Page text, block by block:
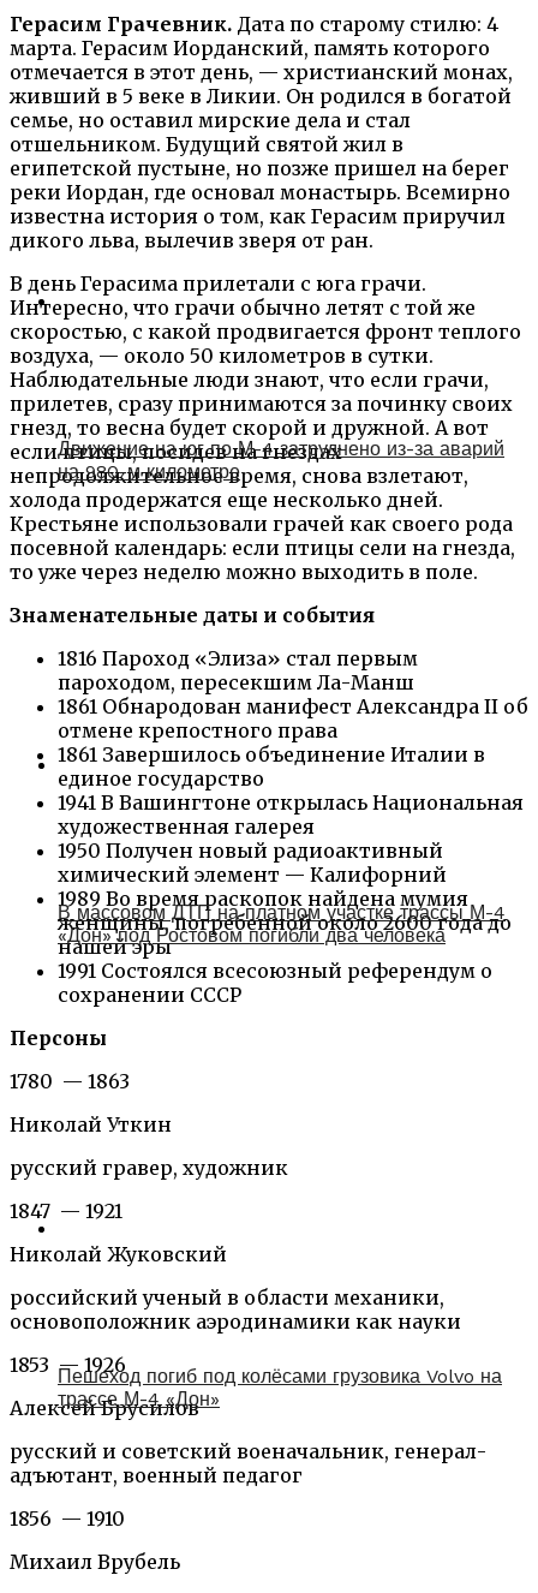
Герасим Грачевник. Дата по старому стилю: 4
марта. Герасим Иорданский, память которого
отмечается в этот день, — христианский монах,
живший в 5 веке в Ликии. Он родился в богатой
семье, но оставил мирские дела и стал
отшельником. Будущий святой жил в
египетской пустыне, но позже пришел на берег
реки Иордан, где основал монастырь. Всемирно
известна история о том, как Герасим приручил
дикого льва, вылечив зверя от ран.
В день Герасима прилетали с юга грачи.
Интересно, что грачи обычно летят с той же
скоростью, с какой продвигается фронт теплого
воздуха, — около 50 километров в сутки.
Наблюдательные люди знают, что если грачи,
прилетев, сразу принимаются за починку своих
гнезд, то весна будет скорой и дружной. А вот
если птицы, посидев на гнездах
непродолжительное время, снова взлетают,
холода продержатся еще несколько дней.
Крестьяне использовали грачей как своего рода
посевной календарь: если птицы сели на гнезда,
то уже через неделю можно выходить в поле.
Знаменательные даты и события
1816 Пароход «Элиза» стал первым
пароходом, пересекшим Ла-Манш
1861 Обнародован манифест Александра II об
отмене крепостного права
1861 Завершилось объединение Италии в
единое государство
1941 В Вашингтоне открылась Национальная
художественная галерея
1950 Получен новый радиоактивный
химический элемент — Калифорний
1989 Во время раскопок найдена мумия
женщины, погребенной около 2600 года до
нашей эры
1991 Состоялся всесоюзный референдум о
сохранении СССР
Персоны
1780 — 1863
Николай Уткин
русский гравер, художник
1847 — 1921
Николай Жуковский
российский ученый в области механики,
основоположник аэродинамики как науки
1853 — 1926
Алексей Брусилов
русский и советский военачальник, генерал-
адъютант, военный педагог
1856 — 1910
Михаил Врубель
Движение на юг по М-4 затруднено из-за аварий
на 980-м километре
В массовом ДТП на платном участке трассы М-4
«Дон» под Ростовом погибли два человека
Пешеход погиб под колёсами грузовика Volvo на
трассе М-4 «Дон»